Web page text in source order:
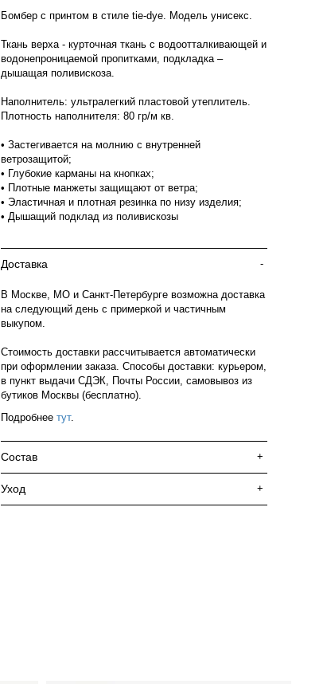
Бомбер с принтом в стиле tie-dye. Модель унисекс.
Ткань верха - курточная ткань с водоотталкивающей и
водонепроницаемой пропитками, подкладка –
дышащая поливискоза.
Наполнитель: ультралегкий пластовой утеплитель.
Плотность наполнителя: 80 гр/м кв.
• Застегивается на молнию с внутренней
ветрозащитой;
• Глубокие карманы на кнопках;
• Плотные манжеты защищают от ветра;
• Эластичная и плотная резинка по низу изделия;
• Дышащий подклад из поливискозы
Доставка -
В Москве, МО и Санкт-Петербурге возможна доставка
на следующий день с примеркой и частичным
выкупом.
Стоимость доставки рассчитывается автоматически
при оформлении заказа. Способы доставки: курьером,
в пункт выдачи СДЭК, Почты России, самовывоз из
бутиков Москвы (бесплатно).
Подробнее тут.
Состав +
Уход +